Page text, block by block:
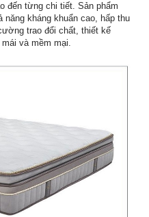
đến từng chi tiết. Sản phẩm
kháng khuẩn cao, hấp thu
trao đổi chất, thiết kế
và mềm mại.